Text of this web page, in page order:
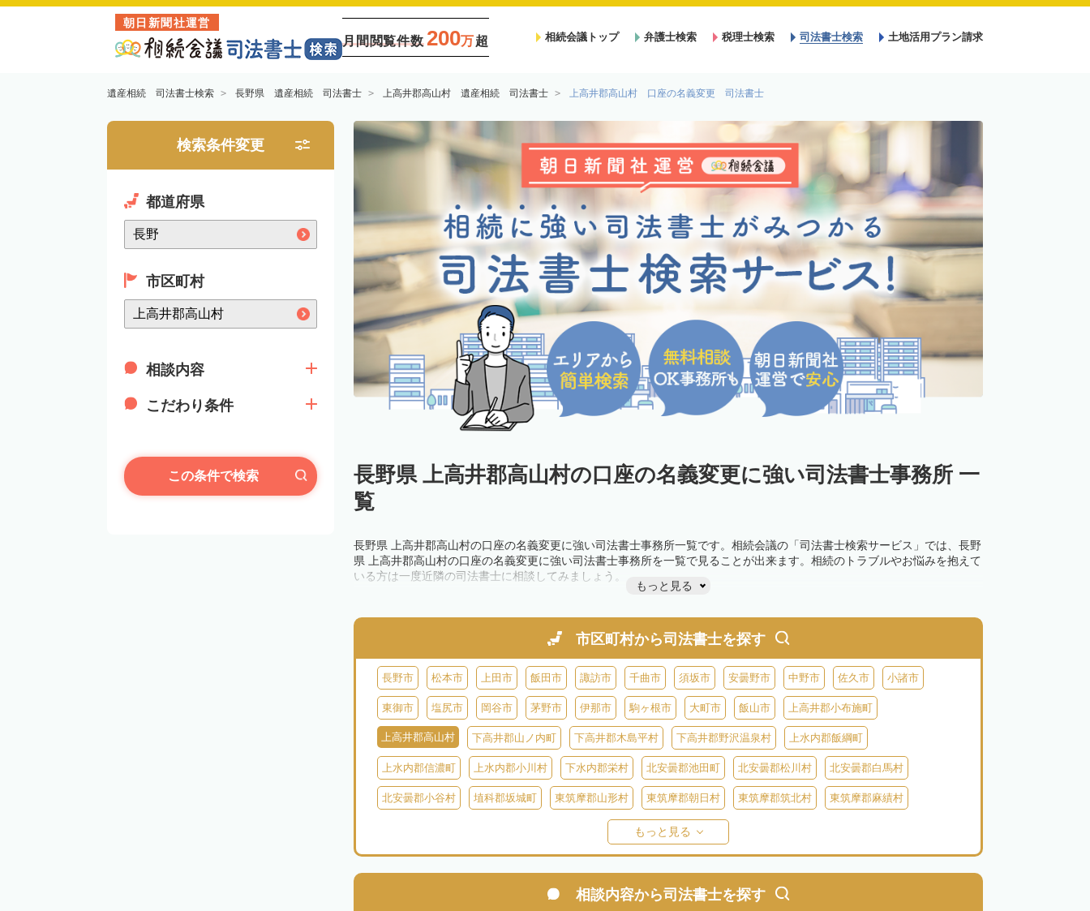
朝日新聞社運営
月間閲覧件数 200万超 相続会議トップ 弁護士検索 税理士検索 司法書士検索 土地活用プラン請求
遺産相続 司法書士検索 長野県 遺産相続 司法書士 上高井郡高山村 遺産相続 司法書士 上高井郡高山村 口座の名義変更 司法書士
検索条件変更
都道府県
市区町村
相談内容
こだわり条件
この条件で検索
長野県 上高井郡高山村の口座の名義変更に強い司法書士事務所 一
覧
長野県 上高井郡高山村の口座の名義変更に強い司法書士事務所一覧です。相続会議の「司法書士検索サービス」では、長野
県 上高井郡高山村の口座の名義変更に強い司法書士事務所を一覧で見ることが出来ます。相続のトラブルやお悩みを抱えて
いる方は一度近隣の司法書士に相談してみましょう。
もっと見る
市区町村から司法書士を探す
長野市 松本市 上田市 飯田市 諏訪市 千曲市 須坂市 安曇野市 中野市 佐久市 小諸市
東御市 塩尻市 岡谷市 茅野市 伊那市 駒ヶ根市 大町市 飯山市 上高井郡小布施町
上高井郡高山村 下高井郡山ノ内町 下高井郡木島平村 下高井郡野沢温泉村 上水内郡飯綱町
上水内郡信濃町 上水内郡小川村 下水内郡栄村 北安曇郡池田町 北安曇郡松川村 北安曇郡白馬村
北安曇郡小谷村 埴科郡坂城町 東筑摩郡山形村 東筑摩郡朝日村 東筑摩郡筑北村 東筑摩郡麻績村
北佐久郡軽井沢町
南佐久郡佐久穂町 南佐久郡川上村 南佐久郡小海町 南佐久郡南牧村 南佐久郡南相木村 南佐久郡北相木村
諏訪郡原村 木曽郡木曽町 木曽郡上松町
もっと見る
相談内容から司法書士を探す